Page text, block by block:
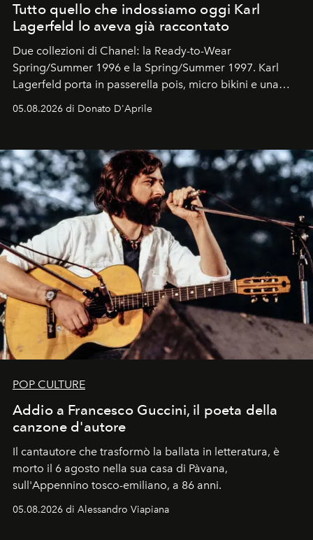
Tutto quello che indossiamo oggi Karl
Lagerfeld lo aveva già raccontato
Due collezioni di Chanel: la Ready-to-Wear
Spring/Summer 1996 e la Spring/Summer 1997. Karl
Lagerfeld porta in passerella pois, micro bikini e una
logomania pensata per la spiaggia
Kate, Claudia e Carla una dietro l'altra. Trent'anni dopo,
uno dei documenti più contemporanei che abbiamo.
05.08.2026 di Donato D'Aprile
POP CULTURE
Addio a Francesco Guccini, il poeta della
canzone d'autore
Il cantautore che trasformò la ballata in letteratura, è
morto il 6 agosto nella sua casa di Pàvana,
sull'Appennino tosco-emiliano, a 86 anni.
05.08.2026 di Alessandro Viapiana